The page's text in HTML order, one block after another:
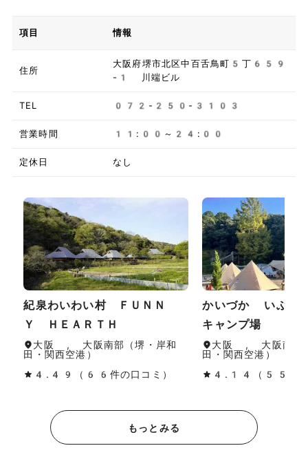
項目 情報
住所
大阪府堺市北区中百舌鳥町5丁659
-1 川端ビル
TEL 072-250-3103
営業時間 11:00～24:00
定休日 なし
紀泉わいわい村 ＦＵＮＮ
Ｙ ＨＥＡＲＴＨ
大阪 , 大阪南部（堺・岸和
田・関西空港）
4.49（66件の口コミ）
かいづか いぶき
キャンプ場
大阪 , 大阪南部
田・関西空港）
4.14（55件の
もっとみる